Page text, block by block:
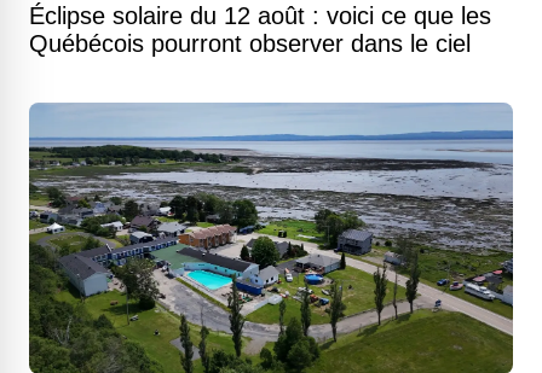
Éclipse solaire du 12 août : voici ce que les
Québécois pourront observer dans le ciel